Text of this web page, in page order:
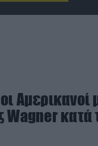
Αμερικανοί
Wagner κατά